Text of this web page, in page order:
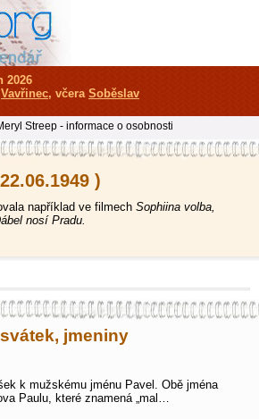
)
například ve filmech Sophiina volba,
nosí Pradu.
jmeniny
k mužskému jménu Pavel. Obě jména
Paulu, které znamená „mal…
2026
Vavřinec, včera Soběslav
Streep - informace o osobnosti